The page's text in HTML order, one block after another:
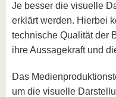
Je besser die visuelle
erklärt werden. Hierbei
technische Qualität der
ihre Aussagekraft und
Das
um die visuelle